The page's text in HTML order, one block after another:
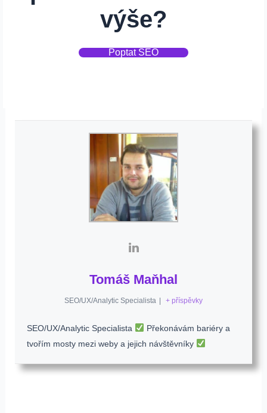
výše?
Poptat SEO
Tomáš Maňhal
SEO/UX/Analytic Specialista + příspěvky
SEO/UX/Analytic Specialista
Překonávám bariéry a
tvořím mosty mezi weby a jejich návštěvníky